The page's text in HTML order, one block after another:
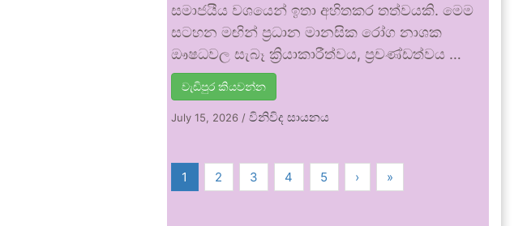
සමාජයීය වශයෙන් ඉතා අහිතකර තත්වයකි. මෙම
සටහන මඟින් ප්‍රධාන මානසික රෝග නාශක
ඖෂධවල සැබෑ ක්‍රියාකාරීත්වය, ප්‍රචණ්ඩත්වය …
වැඩිපුර කියවන්න
July 15, 2026 /විනිවිද සායනය
1 2 3 4 5 › »